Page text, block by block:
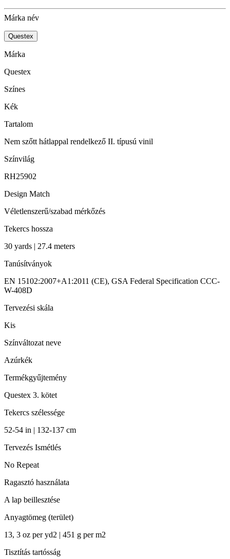
Márka név
Questex
Márka
Questex
Színes
Kék
Tartalom
Nem szőtt hátlappal rendelkező II. típusú vinil
Színvilág
RH25902
Design Match
Véletlenszerű/szabad mérkőzés
Tekercs hossza
30 yards | 27.4 meters
Tanúsítványok
EN 15102:2007+A1:2011 (CE), GSA Federal Specification CCC-
W-408D
Tervezési skála
Kis
Színváltozat neve
Azúrkék
Termékgyűjtemény
Questex 3. kötet
Tekercs szélessége
52-54 in | 132-137 cm
Tervezés Ismétlés
No Repeat
Ragasztó használata
A lap beillesztése
Anyagtömeg (terület)
13, 3 oz per yd2 | 451 g per m2
Tisztítás tartósság